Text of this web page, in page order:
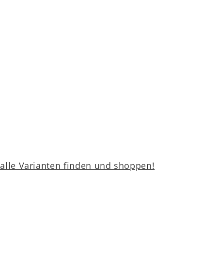
alle Varianten finden und shoppen!